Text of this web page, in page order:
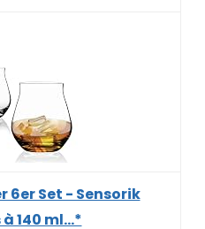
6er Set - Sensorik
140 ml...*